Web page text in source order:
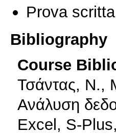
Prova
Bibliography
Course
Τσάντας, Ν.,
Ανάλυση
Excel, S-